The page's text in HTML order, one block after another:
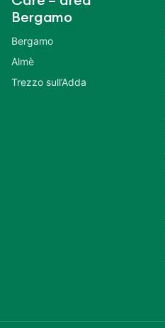
Bergamo
Bergamo
Almè
Trezzo sull’Adda